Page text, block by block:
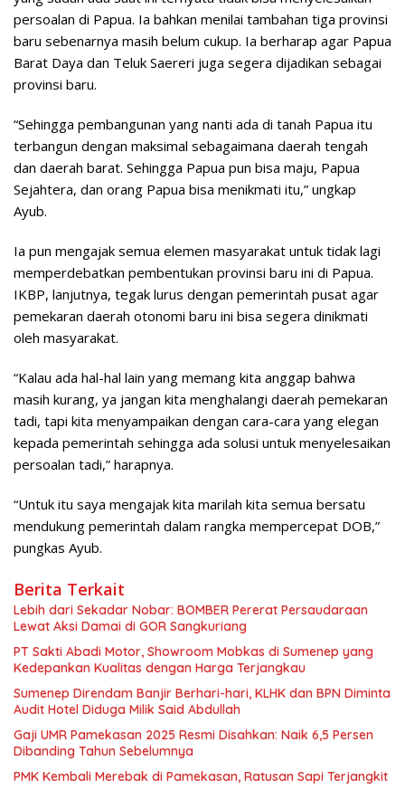
persoalan di Papua. Ia bahkan menilai tambahan tiga provinsi
baru sebenarnya masih belum cukup. Ia berharap agar Papua
Barat Daya dan Teluk Saereri juga segera dijadikan sebagai
provinsi baru.
“Sehingga pembangunan yang nanti ada di tanah Papua itu
terbangun dengan maksimal sebagaimana daerah tengah
dan daerah barat. Sehingga Papua pun bisa maju, Papua
Sejahtera, dan orang Papua bisa menikmati itu,” ungkap
Ayub.
Ia pun mengajak semua elemen masyarakat untuk tidak lagi
memperdebatkan pembentukan provinsi baru ini di Papua.
IKBP, lanjutnya, tegak lurus dengan pemerintah pusat agar
pemekaran daerah otonomi baru ini bisa segera dinikmati
oleh masyarakat.
“Kalau ada hal-hal lain yang memang kita anggap bahwa
masih kurang, ya jangan kita menghalangi daerah pemekaran
tadi, tapi kita menyampaikan dengan cara-cara yang elegan
kepada pemerintah sehingga ada solusi untuk menyelesaikan
persoalan tadi,” harapnya.
“Untuk itu saya mengajak kita marilah kita semua bersatu
mendukung pemerintah dalam rangka mempercepat DOB,”
pungkas Ayub.
Berita Terkait
Lebih dari Sekadar Nobar: BOMBER Pererat Persaudaraan
Lewat Aksi Damai di GOR Sangkuriang
PT Sakti Abadi Motor, Showroom Mobkas di Sumenep yang
Kedepankan Kualitas dengan Harga Terjangkau
Sumenep Direndam Banjir Berhari-hari, KLHK dan BPN Diminta
Audit Hotel Diduga Milik Said Abdullah
Gaji UMR Pamekasan 2025 Resmi Disahkan: Naik 6,5 Persen
Dibanding Tahun Sebelumnya
PMK Kembali Merebak di Pamekasan, Ratusan Sapi Terjangkit